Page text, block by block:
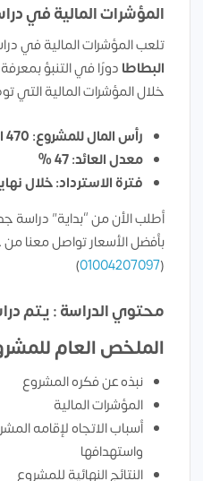
المؤشرات المالية في
تلعب المؤشرات المالية في
البطاطا دورًا في التنبؤ
خلال المؤشرات المالية التي
رأس المال للمشروع: 470 الف دولار
معدل العائد: 47 %
فترة الاسترداد: خلال
أطلب الأن من “بداية” دراسة
بأفضل الأسعار تواصل معنا
(
01004207097
)
محتوي الدراسة : يتم
الملخص العام
نبذه عن فكره المشروع
المؤشرات المالية
أسباب الاتجاه لإقامه
واستهدافها
النتائج النهائية للمشروع